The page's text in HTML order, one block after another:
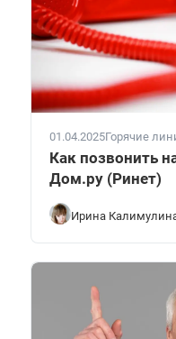
01.04.2025Горячие
Как позвонить
Дом.ру (Ринет)
Ирина